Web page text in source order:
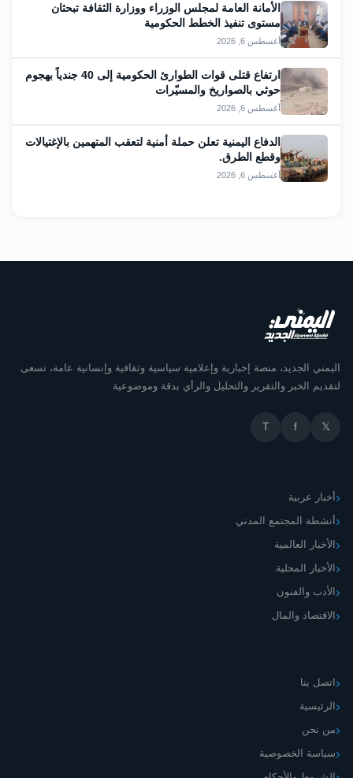
الأمانة العامة لمجلس الوزراء ووزارة الثقافة تبحثان
مستوى تنفيذ الخطط الحكومية
أغسطس 6, 2026
ارتفاع قتلى قوات الطوارئ الحكومية إلى 40 جندياً بهجوم
حوثي بالصواريخ والمسيّرات
أغسطس 6, 2026
الدفاع اليمنية تعلن حملة أمنية لتعقب المتهمين بالإغتيالات
وقطع الطرق.
أغسطس 6, 2026
اليمني الجديد، منصة إخبارية وإعلامية سياسية وثقافية وإنسانية عامة، تسعى
لتقديم الخبر والتقرير والتحليل والرأي بدقة وموضوعية
𝕏
f
T
أخبار عربية
أنشطة المجتمع المدني
الأخبار العالمية
الأخبار المحلية
الأدب والفنون
الاقتصاد والمال
اتصل بنا
الرئيسية
من نحن
سياسة الخصوصية